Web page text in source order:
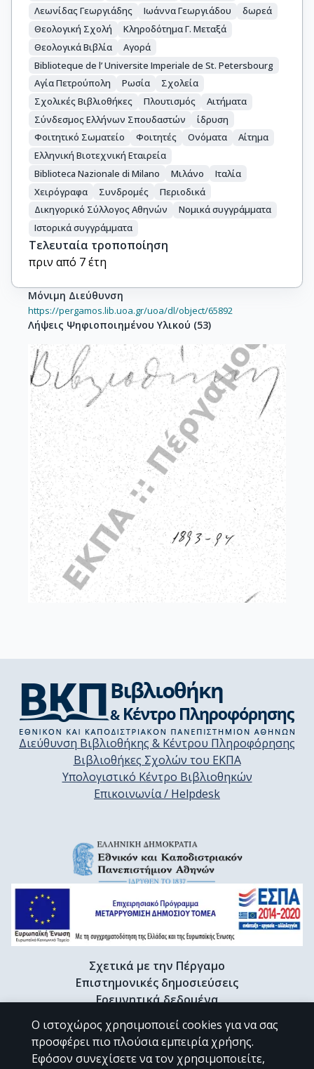
Λεωνίδας Γεωργιάδης
Ιωάννα Γεωργιάδου
δωρεά
Θεολογική Σχολή
Κληροδότημα Γ. Μεταξά
Θεολογικά Βιβλία
Αγορά
Biblioteque de l’ Universite Imperiale de St. Petersbourg
Αγία Πετρούπολη
Ρωσία
Σχολεία
Σχολικές Βιβλιοθήκες
Πλουτισμός
Αιτήματα
Σύνδεσμος Ελλήνων Σπουδαστών
ίδρυση
Φοιτητικό Σωματείο
Φοιτητές Ονόματα
Αίτημα
Ελληνική Βιοτεχνική Εταιρεία
Biblioteca Nazionale di Milano
Μιλάνο
Ιταλία
Χειρόγραφα
Συνδρομές
Περιοδικά
Δικηγορικό Σύλλογος Αθηνών
Νομικά συγγράμματα
Ιστορικά συγγράμματα
Τελευταία τροποποίηση
πριν από 7 έτη
Μόνιμη Διεύθυνση
https://pergamos.lib.uoa.gr/uoa/dl/object/65892
Λήψεις Ψηφιοποιημένου Υλικού (53)
Διεύθυνση Βιβλιοθήκης & Κέντρου Πληροφόρησης
Βιβλιοθήκες Σχολών του ΕΚΠΑ
Υπολογιστικό Κέντρο Βιβλιοθηκών
Επικοινωνία / Helpdesk
Σχετικά με την Πέργαμο
Επιστημονικές δημοσιεύσεις
Ερευνητικά δεδομένα
Διδακτορικές διατριβές & Γκρίζα βιβλιογραφία
Προφίλ Ερευνητή
Ο ιστοχώρος χρησιμοποιεί cookies για να σας
προσφέρει πιο πλούσια εμπειρία χρήσης.
Εφόσον συνεχίσετε να τον χρησιμοποιείτε,